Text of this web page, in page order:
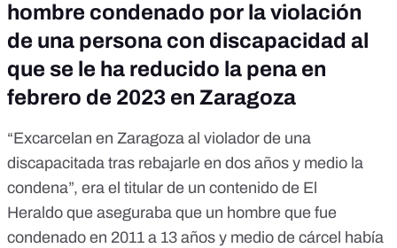
hombre condenado por la violación
de una persona con discapacidad al
que se le ha reducido la pena en
febrero de 2023 en Zaragoza
“Excarcelan en Zaragoza al violador de una
discapacitada tras rebajarle en dos años y medio la
condena”, era el titular de un contenido de El
Heraldo que aseguraba que un hombre que fue
condenado en 2011 a 13 años y medio de cárcel había